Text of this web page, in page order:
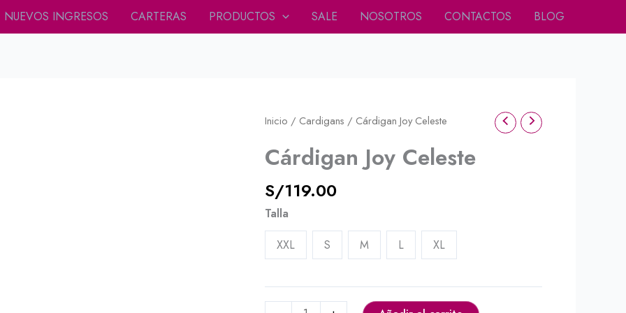
NUEVOS INGRESOS CARTERAS PRODUCTOS SALE NOSOTROS CONTACTOS BLOG
Inicio / Cardigans / Cárdigan Joy Celeste
Cárdigan Joy Celeste
S/119.00
Talla
XXL
S M L XL
Cárdigan
Celeste